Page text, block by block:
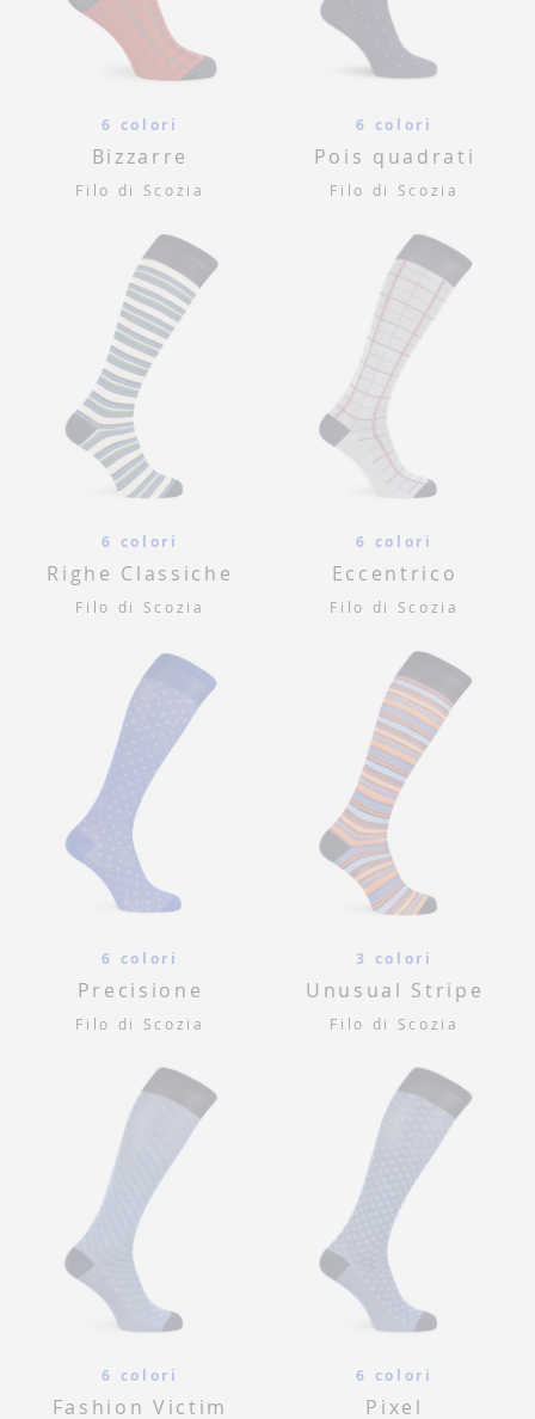
6 colori
Bizzarre
Filo di Scozia
6 colori
Pois quadrati
Filo di Scozia
6 colori
Righe Classiche
Filo di Scozia
6 colori
Eccentrico
Filo di Scozia
6 colori
Precisione
Filo di Scozia
3 colori
Unusual Stripe
Filo di Scozia
6 colori
Fashion Victim
6 colori
Pixel